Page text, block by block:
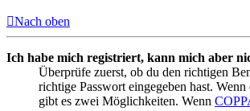
Nach oben
Ich habe mich registriert, kann mich aber
Überprüfe zuerst, ob du den richtigen
richtige Passwort eingegeben hast. Wenn
gibt es zwei Möglichkeiten. Wenn